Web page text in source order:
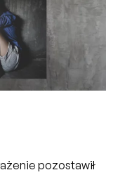
pozostawił